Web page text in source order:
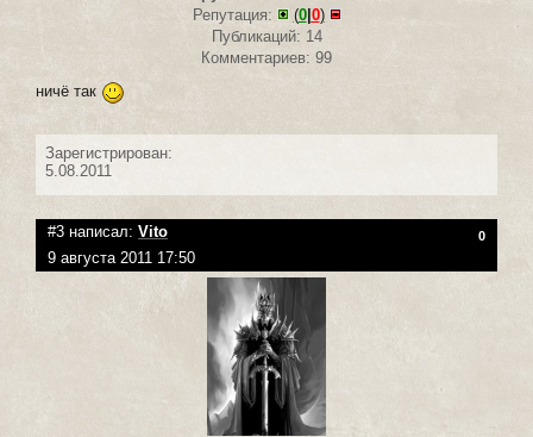
Репутация:
(0|0)
Публикаций: 14
Комментариев: 99
ничё так
Зарегистрирован:
5.08.2011
#3 написал: Vito 0
9 августа 2011 17:50